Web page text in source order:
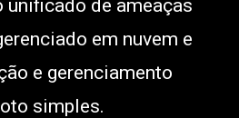
unificado de ameaças
em nuvem e
e gerenciamento
simples.